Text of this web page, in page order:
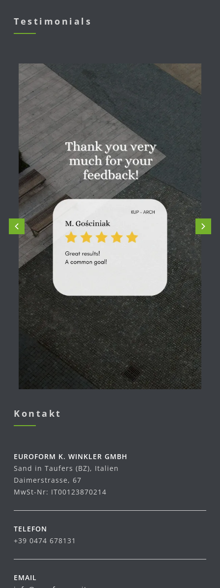
Testimonials
Kontakt
EUROFORM K. WINKLER GMBH
Sand in Taufers (BZ), Italien
Daimerstrasse, 67
MwSt-Nr: IT00123870214
TELEFON
+39 0474 678131
EMAIL